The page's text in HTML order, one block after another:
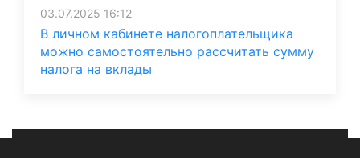
03.07.2025 16:12
В личном кабинете налогоплательщика
можно самостоятельно рассчитать сумму
налога на вклады